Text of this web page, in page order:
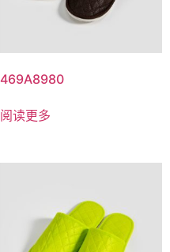
469A8980
阅读更多